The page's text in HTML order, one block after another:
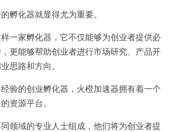
化器就显得尤为重要。
家孵化器，它不仅能够为创业者提供必
更能够帮助创业者进行市场研究、产品开
思路和方向。
的创业孵化器，火橙加速器拥有着一个
资源平台。
域的专业人士组成，他们将为创业者提